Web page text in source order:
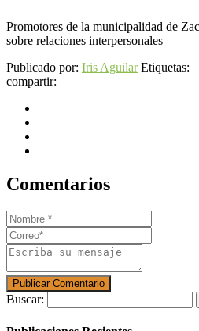
Promotores de la municipalidad de
sobre relaciones interpersonales
Publicado por: Iris Aguilar Etiquetas:
compartir:
Comentarios
Buscar: